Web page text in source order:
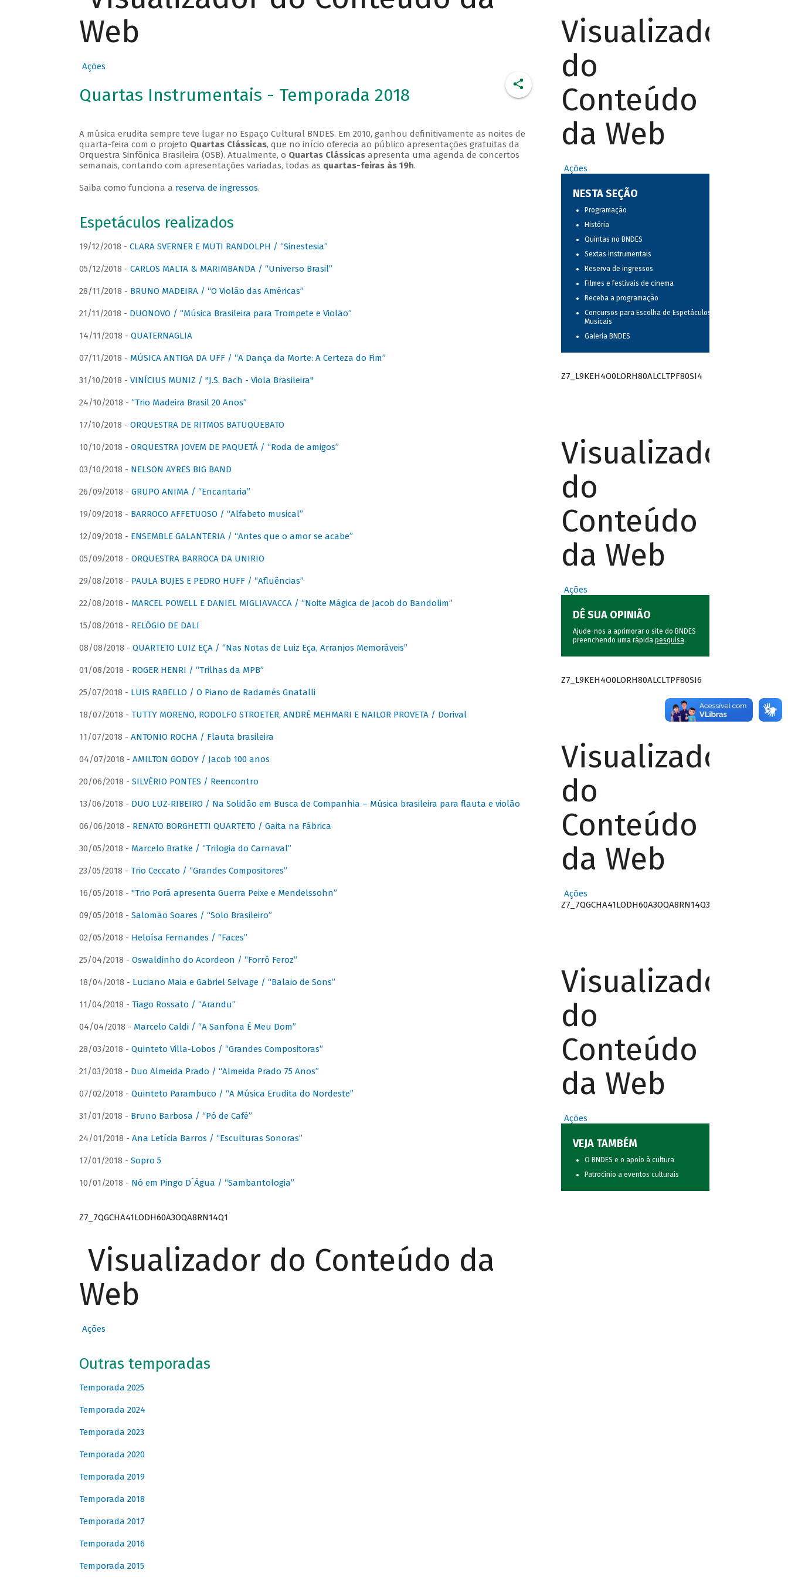
Web
Ações
Quartas Instrumentais - Temporada 2018
A música erudita sempre teve lugar no Espaço Cultural BNDES. Em 2010, ganhou definitivamente as noites de
quarta-feira com o projeto Quartas Clássicas, que no início oferecia ao público apresentações gratuitas da
Orquestra Sinfônica Brasileira (OSB). Atualmente, o Quartas Clássicasapresenta uma agenda de concertos
semanais, contando com apresentações variadas, todas as quartas-feiras às 19h.
Saiba como funciona a reserva de ingressos.
Espetáculos realizados
19/12/2018 - CLARA SVERNER E MUTI RANDOLPH / “Sinestesia”
05/12/2018 - CARLOS MALTA & MARIMBANDA / “Universo Brasil”
28/11/2018 - BRUNO MADEIRA / “O Violão das Américas”
21/11/2018 - DUONOVO / “Música Brasileira para Trompete e Violão”
14/11/2018 - QUATERNAGLIA
07/11/2018 - MÚSICA ANTIGA DA UFF / “A Dança da Morte: A Certeza do Fim”
31/10/2018 - VINÍCIUS MUNIZ / "J.S. Bach - Viola Brasileira"
24/10/2018 - “Trio Madeira Brasil 20 Anos”
17/10/2018 - ORQUESTRA DE RITMOS BATUQUEBATO
10/10/2018 - ORQUESTRA JOVEM DE PAQUETÁ / “Roda de amigos”
03/10/2018 - NELSON AYRES BIG BAND
26/09/2018 - GRUPO ANIMA / “Encantaria”
19/09/2018 - BARROCO AFFETUOSO / “Alfabeto musical”
12/09/2018 - ENSEMBLE GALANTERIA / “Antes que o amor se acabe”
05/09/2018 - ORQUESTRA BARROCA DA UNIRIO
29/08/2018 - PAULA BUJES E PEDRO HUFF / “Afluências”
22/08/2018 - MARCEL POWELL E DANIEL MIGLIAVACCA / “Noite Mágica de Jacob do Bandolim”
15/08/2018 - RELÓGIO DE DALI
08/08/2018 - QUARTETO LUIZ EÇA / “Nas Notas de Luiz Eça, Arranjos Memoráveis”
01/08/2018 - ROGER HENRI / “Trilhas da MPB”
25/07/2018 - LUIS RABELLO / O Piano de Radamés Gnatalli
18/07/2018 - TUTTY MORENO, RODOLFO STROETER, ANDRÉ MEHMARI E NAILOR PROVETA / Dorival
11/07/2018 - ANTONIO ROCHA / Flauta brasileira
04/07/2018 - AMILTON GODOY / Jacob 100 anos
20/06/2018 - SILVÉRIO PONTES / Reencontro
13/06/2018 - DUO LUZ-RIBEIRO / Na Solidão em Busca de Companhia – Música brasileira para flauta e violão
06/06/2018 - RENATO BORGHETTI QUARTETO / Gaita na Fábrica
30/05/2018 - Marcelo Bratke / “Trilogia do Carnaval”
23/05/2018 - Trio Ceccato / “Grandes Compositores”
16/05/2018 - "Trio Porã apresenta Guerra Peixe e Mendelssohn”
09/05/2018 - Salomão Soares / “Solo Brasileiro”
02/05/2018 - Heloísa Fernandes / “Faces”
25/04/2018 - Oswaldinho do Acordeon / “Forró Feroz”
18/04/2018 - Luciano Maia e Gabriel Selvage / “Balaio de Sons”
11/04/2018 - Tiago Rossato / “Arandu”
04/04/2018 - Marcelo Caldi / “A Sanfona É Meu Dom”
28/03/2018 - Quinteto Villa-Lobos / “Grandes Compositoras”
21/03/2018 - Duo Almeida Prado / “Almeida Prado 75 Anos”
07/02/2018 - Quinteto Parambuco / “A Música Erudita do Nordeste”
31/01/2018 - Bruno Barbosa / “Pó de Café”
24/01/2018 - Ana Letícia Barros / “Esculturas Sonoras”
17/01/2018 - Sopro 5
10/01/2018 - Nó em Pingo D´Água / “Sambantologia”
Z7_7QGCHA41LODH60A3OQA8RN14Q1
Visualizador do Conteúdo da
Web
Ações
Outras temporadas
Temporada 2025
Temporada 2024
Temporada 2023
Temporada 2020
Temporada 2019
Temporada 2018
Temporada 2017
Temporada 2016
Temporada 2015
Visualizador
do
Conteúdo
da Web
Ações
NESTA SEÇÃO
Programação
História
Quintas no BNDES
Sextas instrumentais
Reserva de ingressos
Filmes e festivais de cinema
Receba a programação
Concursos para Escolha de Espetáculos
Musicais
Galeria BNDES
Z7_L9KEH4O0LORH80ALCLTPF80SI4
Visualizador
do
Conteúdo
da Web
Ações
DÊ SUA OPINIÃO
Ajude-nos a aprimorar o site do BNDES
preenchendo uma rápida pesquisa.
Z7_L9KEH4O0LORH80ALCLTPF80SI6
Visualizador
do
Conteúdo
da Web
Ações
Z7_7QGCHA41LODH60A3OQA8RN14Q3
Visualizador
do
Conteúdo
da Web
Ações
VEJA TAMBÉM
O BNDES e o apoio à cultura
Patrocínio a eventos culturais